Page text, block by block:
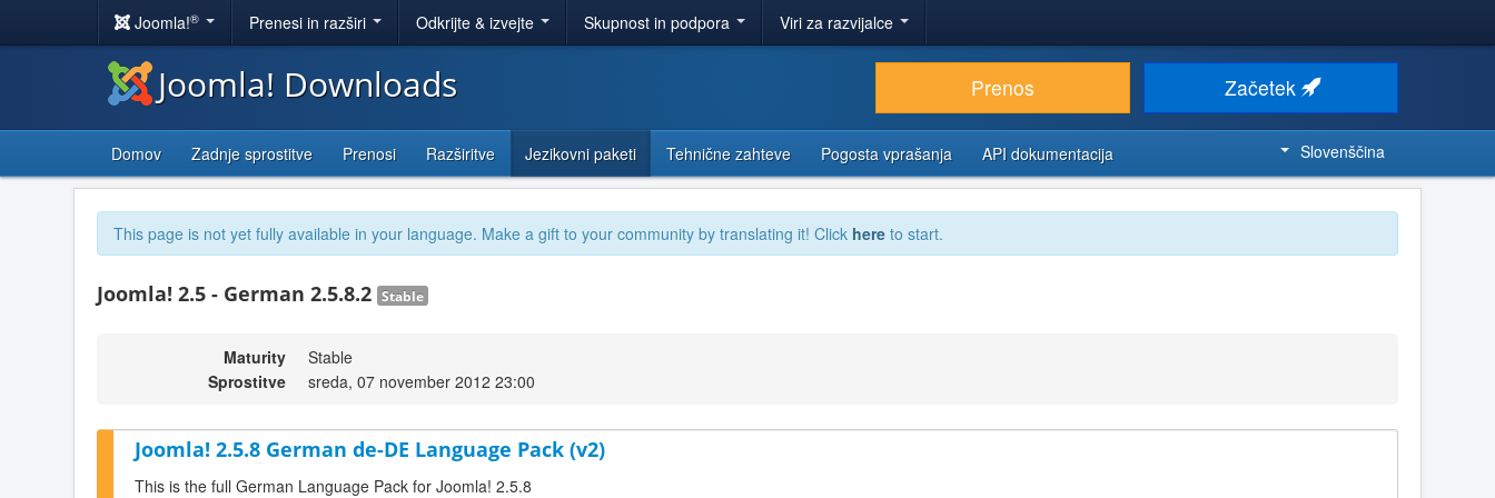
Joomla!® Prenesi in razširi Odkrijte & izvejte Skupnost in podpora Viri za razvijalce
Joomla! Downloads Prenos Začetek
Domov Zadnje sprostitve Prenosi Razširitve Jezikovni paketi Tehnične zahteve Pogosta vprašanja API dokumentacija Slovenščina
This page is not yet fully available in your language. Make a gift to your community by translating it! Click here to start.
Joomla! 2.5 - German 2.5.8.2 Stable
Maturity
Stable
Sprostitve
sreda, 07 november 2012 23:00
Joomla! 2.5.8 German de-DE Language Pack (v2)
This is the full German Language Pack for Joomla! 2.5.8